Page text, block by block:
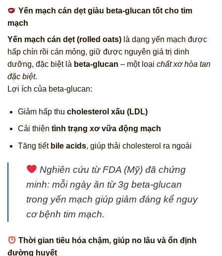
Yến mạch cán dẹt giàu beta-glucan tốt cho tim
mạch
Yến mạch cán dẹt (rolled oats) là dạng yến mạch được
hấp chín rồi cán mỏng, giữ được nguyên giá trị dinh
dưỡng, đặc biệt là beta-glucan – một loại chất xơ hòa tan
đặc biệt.
Lợi ích của beta-glucan:
Giảm hấp thu cholesterol xấu (LDL)
Cải thiện tình trạng xơ vữa động mạch
Tăng tiết bile acids, giúp thải cholesterol ra ngoài
Nghiên cứu từ FDA (Mỹ) đã chứng
minh: mỗi ngày ăn từ 3g beta-glucan
trong yến mạch giúp giảm đáng kể nguy
cơ bệnh tim mạch.
Thời gian tiêu hóa chậm, giúp no lâu và ổn định
đường huyết